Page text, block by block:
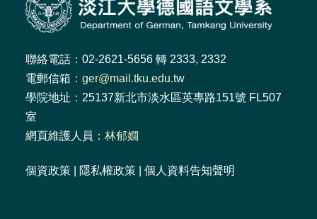
聯絡電話：02-2621-5656 轉 2333, 2332
電郵信箱： ger@mail.tku.edu.tw
學院地址：25137新北市淡水區英專路151號 FL507
室
網頁維護人員： 林郁嫺
個資政策 隱私權政策 個人資料告知聲明